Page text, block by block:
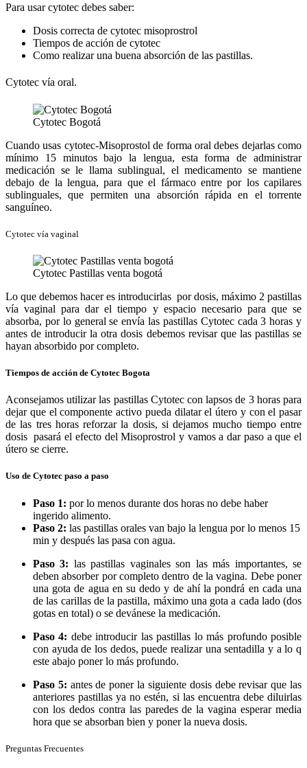
Para usar cytotec debes saber:
Dosis correcta de cytotec misoprostrol
Tiempos de acción de cytotec
Como realizar una buena absorción de las pastillas.
Cytotec vía oral.
Cytotec Bogotá
Cuando usas cytotec-Misoprostol de forma oral debes dejarlas como
mínimo 15 minutos bajo la lengua, esta forma de administrar
medicación se le llama sublingual, el medicamento se mantiene
debajo de la lengua, para que el fármaco entre por los capilares
sublinguales, que permiten una absorción rápida en el torrente
sanguíneo.
Cytotec vía vaginal
Cytotec Pastillas venta bogotá
Lo que debemos hacer es introducirlas por dosis, máximo 2 pastillas
vía vaginal para dar el tiempo y espacio necesario para que se
absorba, por lo general se envía las pastillas Cytotec cada 3 horas y
antes de introducir la otra dosis debemos revisar que las pastillas se
hayan absorbido por completo.
Tiempos de acción de Cytotec Bogota
Aconsejamos utilizar las pastillas Cytotec con lapsos de 3 horas para
dejar que el componente activo pueda dilatar el útero y con el pasar
de las tres horas reforzar la dosis, si dejamos mucho tiempo entre
dosis pasará el efecto del Misoprostrol y vamos a dar paso a que el
útero se cierre.
Uso de Cytotec paso a paso
Paso 1: por lo menos durante dos horas no debe haber
ingerido alimento.
Paso 2: las pastillas orales van bajo la lengua por lo menos 15
min y después las pasa con agua.
Paso 3: las pastillas vaginales son las más importantes, se
deben absorber por completo dentro de la vagina. Debe poner
una gota de agua en su dedo y de ahí la pondrá en cada una
de las carillas de la pastilla, máximo una gota a cada lado (dos
gotas en total) o se devánese la medicación.
Paso 4: debe introducir las pastillas lo más profundo posible
con ayuda de los dedos, puede realizar una sentadilla y a lo q
este abajo poner lo más profundo.
Paso 5: antes de poner la siguiente dosis debe revisar que las
anteriores pastillas ya no estén, si las encuentra debe diluirlas
con los dedos contra las paredes de la vagina esperar media
hora que se absorban bien y poner la nueva dosis.
Preguntas Frecuentes